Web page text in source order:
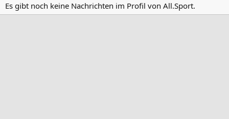
Es gibt noch keine Nachrichten im Profil von All.Sport.